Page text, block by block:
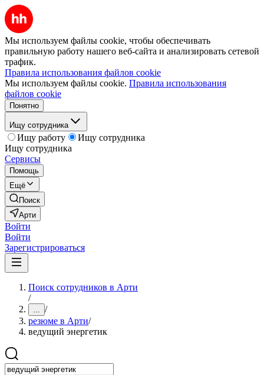
Мы используем файлы cookie, чтобы обеспечивать
правильную работу нашего веб-сайта и анализировать сетевой
трафик.
Правила использования файлов cookie
Мы используем файлы cookie. Правила использования
файлов cookie
Понятно
Ищу сотрудника
Ищу работу
Ищу сотрудника
Ищу сотрудника
Сервисы
Помощь
Ещё
Поиск
Арти
Войти
Войти
Зарегистрироваться
Поиск сотрудников в Арти
/
... /
резюме в Арти/
ведущий энергетик